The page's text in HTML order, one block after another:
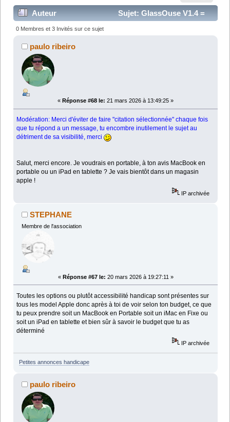
Auteur
Sujet: GlassOuse V1.4 =
souris d'ordinateur qui se porte comme des lunettes
(Lu 835682 fois)
0 Membres et 3 Invités sur ce sujet
paulo ribeiro
« Réponse #68 le: 21 mars 2026 à 13:49:25 »
Modération: Merci d'éviter de faire "citation sélectionnée" chaque fois
que tu répond a un message, tu encombre inutilement le sujet au
détriment de sa visibilité, merci
Salut, merci encore. Je voudrais en portable, à ton avis MacBook en
portable ou un iPad en tablette ? Je vais bientôt dans un magasin
apple !
IP archivée
STEPHANE
Membre de l'association
« Réponse #67 le: 20 mars 2026 à 19:27:11 »
Toutes les options ou plutôt accessibilité handicap sont présentes sur
tous les model Apple donc après à toi de voir selon ton budget, ce que
tu peux prendre soit un MacBook en Portable soit un iMac en Fixe ou
soit un iPad en tablette et bien sûr à savoir le budget que tu as
déterminé
IP archivée
Petites annonces handicape
paulo ribeiro